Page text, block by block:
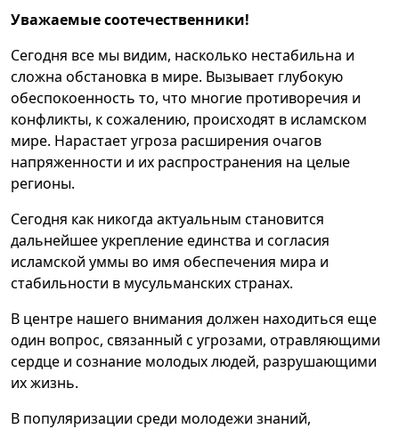
Уважаемые соотечественники!
Сегодня все мы видим, насколько нестабильна и
сложна обстановка в мире. Вызывает глубокую
обеспокоенность то, что многие противоречия и
конфликты, к сожалению, происходят в исламском
мире. Нарастает угроза расширения очагов
напряженности и их распространения на целые
регионы.
Сегодня как никогда актуальным становится
дальнейшее укрепление единства и согласия
исламской уммы во имя обеспечения мира и
стабильности в мусульманских странах.
В центре нашего внимания должен находиться еще
один вопрос, связанный с угрозами, отравляющими
сердце и сознание молодых людей, разрушающими
их жизнь.
В популяризации среди молодежи знаний,